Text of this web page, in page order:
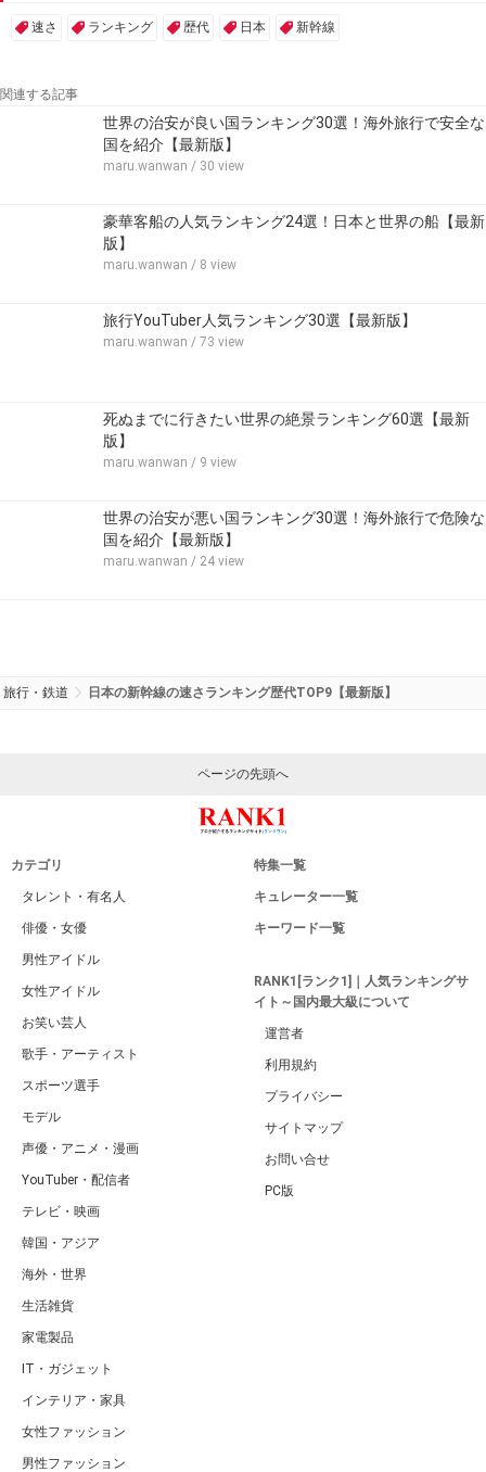
速さ ランキング 歴代 日本 新幹線
関連する記事
世界の治安が良い国ランキング30選！海外旅行で安全な
国を紹介【最新版】
maru.wanwan / 30 view
豪華客船の人気ランキング24選！日本と世界の船【最新
版】
maru.wanwan / 8 view
旅行YouTuber人気ランキング30選【最新版】
maru.wanwan / 73 view
死ぬまでに行きたい世界の絶景ランキング60選【最新
版】
maru.wanwan / 9 view
世界の治安が悪い国ランキング30選！海外旅行で危険な
国を紹介【最新版】
maru.wanwan / 24 view
旅行・鉄道 日本の新幹線の速さランキング歴代TOP9【最新版】
ページの先頭へ
カテゴリ
タレント・有名人
俳優・女優
男性アイドル
女性アイドル
お笑い芸人
歌手・アーティスト
スポーツ選手
モデル
声優・アニメ・漫画
YouTuber・配信者
テレビ・映画
韓国・アジア
海外・世界
生活雑貨
家電製品
IT・ガジェット
インテリア・家具
女性ファッション
男性ファッション
特集一覧
キュレーター一覧
キーワード一覧
RANK1[ランク1]｜人気ランキングサ
イト～国内最大級について
運営者
利用規約
プライバシー
サイトマップ
お問い合せ
PC版